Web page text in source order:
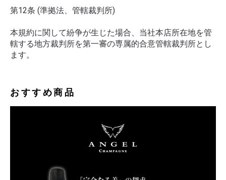
第12条 (準拠法、管轄裁判所)
本規約に関して紛争が生じた場合、当社本店所在地を管
轄する地方裁判所を第一審の専属的合意管轄裁判所とし
ます。
おすすめ商品